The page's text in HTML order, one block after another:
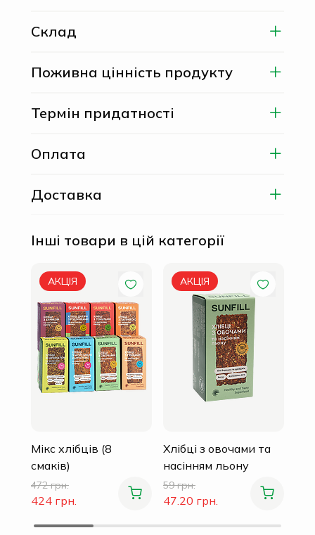
Склад
Поживна цінність продукту
Термін придатності
Оплата
Доставка
Інші товари в цій категорії
АКЦІЯ
Мікс хлібців (8
смаків)
472 грн.
424 грн.
АКЦІЯ
Хлібці з овочами та
насінням льону
59 грн.
47.20 грн.